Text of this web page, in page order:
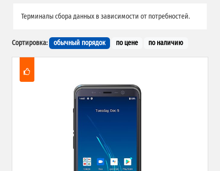
Терминалы сбора данных в зависимости от потребностей.
Сортировка: обычный порядок по цене по наличию